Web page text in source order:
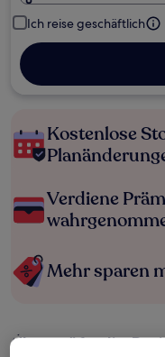
Ich reise geschäftlich
Kostenlose
Verdiene
Mehr sparen
Überprüfe die